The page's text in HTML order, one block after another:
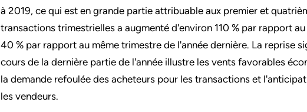
à 2019, ce qui est en grande partie attribuable aux premier et
transactions trimestrielles a augmenté d'environ 110 % par rapport
40 % par rapport au même trimestre de l'année dernière. La reprise
cours de la dernière partie de l'année illustre les vents favorables
la demande refoulée des acheteurs pour les transactions et
les vendeurs.